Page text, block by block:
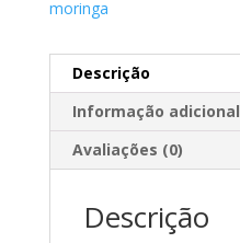
moringa
Descrição
Informação adicional
Avaliações (0)
Descrição